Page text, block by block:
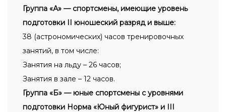
Группа «А» — спортсмены, имеющие уровень
подготовки II юношеский разряд и выше:
38 (астрономических) часов тренировочных
занятий, в том числе:
Занятия на льду – 26 часов;
Занятия в зале – 12 часов.
Группа «Б» — юные спортсмены с уровнями
подготовки Норма «Юный фигурист» и III